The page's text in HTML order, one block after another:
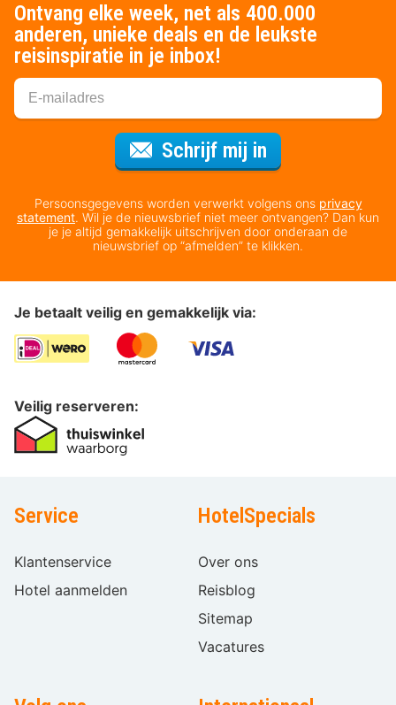
Ontvang elke week, net als 400.000
anderen, unieke deals en de leukste
reisinspiratie in je inbox!
Schrijf mij in
Persoonsgegevens worden verwerkt volgens ons privacy
statement. Wil je de nieuwsbrief niet meer ontvangen? Dan kun
je je altijd gemakkelijk uitschrijven door onderaan de
nieuwsbrief op “afmelden” te klikken.
Je betaalt veilig en gemakkelijk via:
Veilig reserveren:
Service
Klantenservice
Hotel aanmelden
HotelSpecials
Over ons
Reisblog
Sitemap
Vacatures